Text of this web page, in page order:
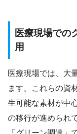
医療現場での
用
医療現場では、大
ます。これらの資
生可能な素材が中
の移行が進められ